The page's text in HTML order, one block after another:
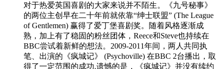
对于热爱英国喜剧的大家来说并不陌生。《九号秘事》
的两位主创早在二十年前就依靠“绅士联盟” (The League
of Gentlemen) 赢得了爱丁堡喜剧奖。随着风格逐渐成
熟，加上有了稳固的粉丝团体，Reece和Steve也持续在
BBC尝试着新鲜的想法。2009-2011年间，两人共同执
笔、出演的《疯城记》 (Psychoville) 在BBC 2台播出，取
得了一定范围的成功.遗憾的是，《疯城记》并没有续约